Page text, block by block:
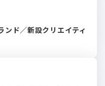
ンド／新設クリエイティ